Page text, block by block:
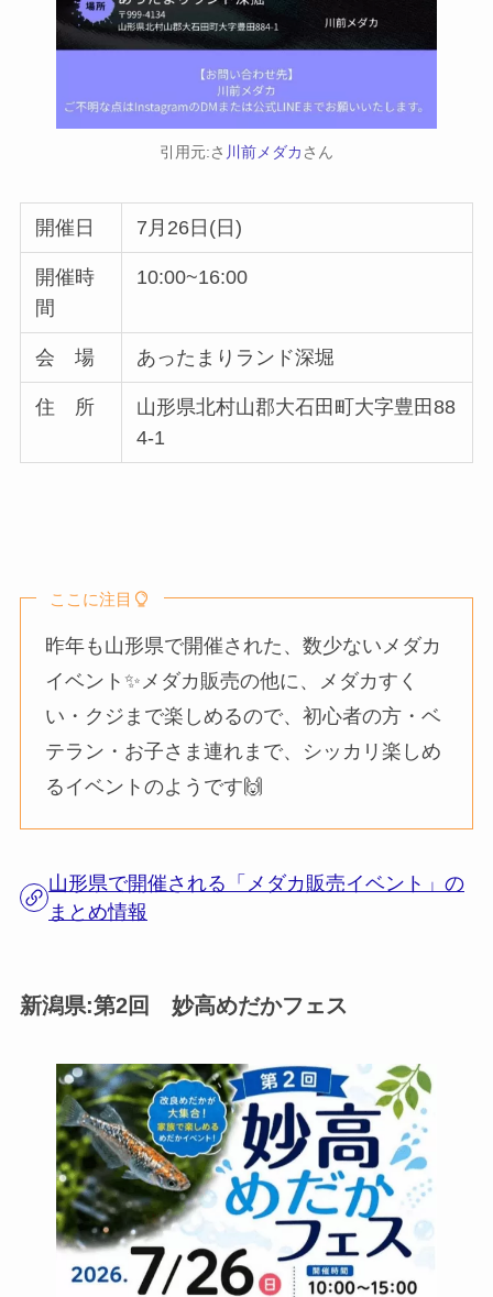
引用元:さ 川前メダカ さん
開催日 7月26日(日)
開催時
間
10:00~16:00
会 場 あったまりランド深堀
住 所
山形県北村山郡大石田町大字豊田88
4-1
ここに注目
昨年も山形県で開催された、数少ないメダカ
イベント✨メダカ販売の他に、メダカすく
い・クジまで楽しめるので、初心者の方・ベ
テラン・お子さま連れまで、シッカリ楽しめ
るイベントのようです🙌
山形県で開催される「メダカ販売イベント」の
まとめ情報
新潟県:第2回 妙高めだかフェス